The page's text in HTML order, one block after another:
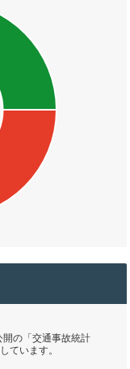
開の「交通事故統計
ています。